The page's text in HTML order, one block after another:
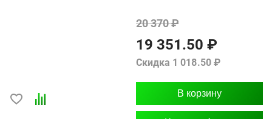
20 370 ₽
19 351.50 ₽
Скидка 1 018.50 ₽
В корзину